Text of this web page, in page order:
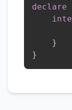
declare
}
}